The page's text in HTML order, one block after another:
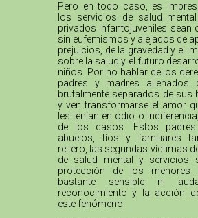
Pero en todo caso, es
los servicios de salud
privados infantojuveniles sean
sin eufemismos y alejados de
prejuicios, de la gravedad y el
sobre la salud y el futuro
niños. Por no hablar de los
padres y madres alienados
brutalmente separados de sus
y ven transformarse el amor
les tenían en odio o
de los casos. Estos
abuelos, tíos y familiares
reitero, las segundas víctimas
de salud mental y servicios
protección de los
bastante sensible ni
reconocimiento y la acción
este fenómeno.